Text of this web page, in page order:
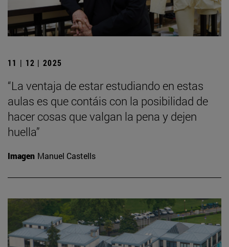
11 | 12 | 2025
“La ventaja de estar estudiando en estas
aulas es que contáis con la posibilidad de
hacer cosas que valgan la pena y dejen
huella”
Imagen Manuel Castells